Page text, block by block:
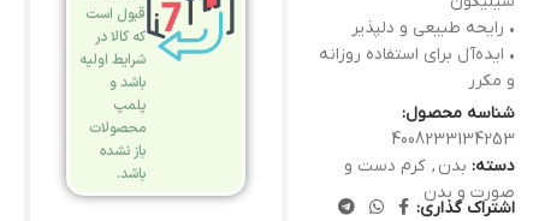
• رایحه طبیعی و دلپذیر
• ایده‌آل برای استفاده روزانه
و مکرر
شناسه محصول:
4008233134253
دسته: بدن , کرم دست و
صورت و بدن
اشتراک گذاری:
قبول است
که کالا در
شرایط اولیه
باشد و
پلمپ
محصولات
باز نشده
باشد.